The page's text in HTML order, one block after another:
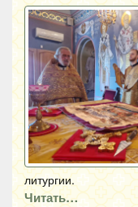
литургии.
Читать…